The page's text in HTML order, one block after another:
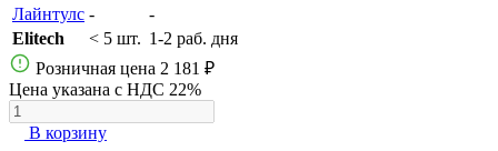
Лайнтулс -
-
Elitech
< 5 шт. 1-2 раб. дня
Розничная цена 2 181 ₽
Цена указана с НДС 22%
В корзину